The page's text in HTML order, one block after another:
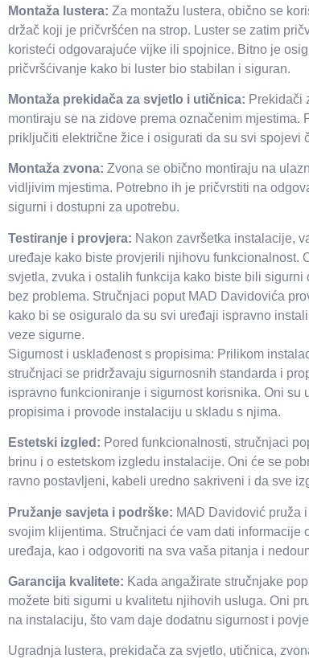
Montaža lustera: Za montažu lustera, obično se
držač koji je pričvršćen na strop. Luster se zatim
koristeći odgovarajuće vijke ili spojnice. Bitno je
pričvršćivanje kako bi luster bio stabilan i siguran.
Montaža prekidača za svjetlo i utičnica: Prekidači
montiraju se na zidove prema označenim mjestima.
priključiti električne žice i osigurati da su svi spojevi
Montaža zvona: Zvona se obično montiraju na
vidljivim mjestima. Potrebno ih je pričvrstiti na
sigurni i dostupni za upotrebu.
Testiranje i provjera: Nakon završetka instalacije,
uređaje kako biste provjerili njihovu funkcionalnost.
svjetla, zvuka i ostalih funkcija kako biste bili sigurni
bez problema. Stručnjaci poput MAD Davidovića
kako bi se osiguralo da su svi uređaji ispravno
veze sigurne.
Sigurnost i usklađenost s propisima: Prilikom
stručnjaci se pridržavaju sigurnosnih standarda i
ispravno funkcioniranje i sigurnost korisnika. Oni su
propisima i provode instalaciju u skladu s njima.
Estetski izgled: Pored funkcionalnosti, stručnjaci
brinu i o estetskom izgledu instalacije. Oni će se
ravno postavljeni, kabeli uredno sakriveni i da sve
Pružanje savjeta i podrške: MAD Davidović pruža
svojim klijentima. Stručnjaci će vam dati informacije
uređaja, kao i odgovoriti na sva vaša pitanja i
Garancija kvalitete: Kada angažirate stručnjake
možete biti sigurni u kvalitetu njihovih usluga. Oni
na instalaciju, što vam daje dodatnu sigurnost i
Ugradnja lustera, prekidača za svjetlo, utičnica,